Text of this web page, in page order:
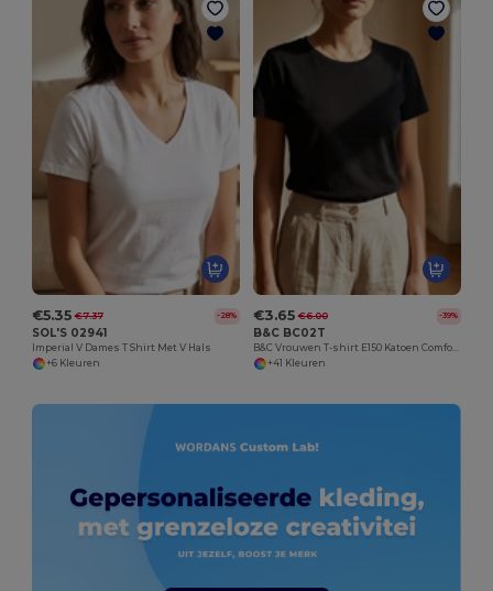
€5.35 €7.37 -28%
SOL'S 02941
Imperial V Dames T Shirt Met V Hals
+6 Kleuren
€3.65 €6.00 -39%
B&C BC02T
+41 Kleuren